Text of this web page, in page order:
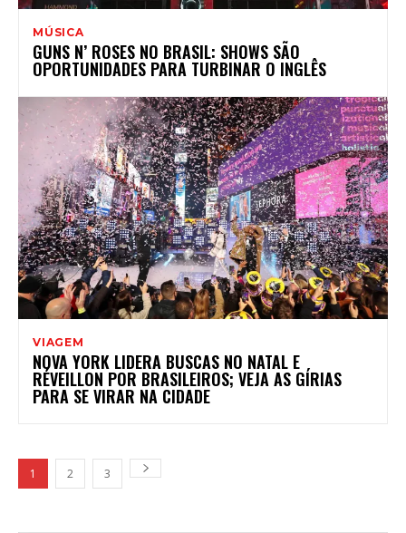
MÚSICA
GUNS N’ ROSES NO BRASIL: SHOWS SÃO
OPORTUNIDADES PARA TURBINAR O INGLÊS
VIAGEM
NOVA YORK LIDERA BUSCAS NO NATAL E
RÉVEILLON POR BRASILEIROS; VEJA AS GÍRIAS
PARA SE VIRAR NA CIDADE
1 2 3